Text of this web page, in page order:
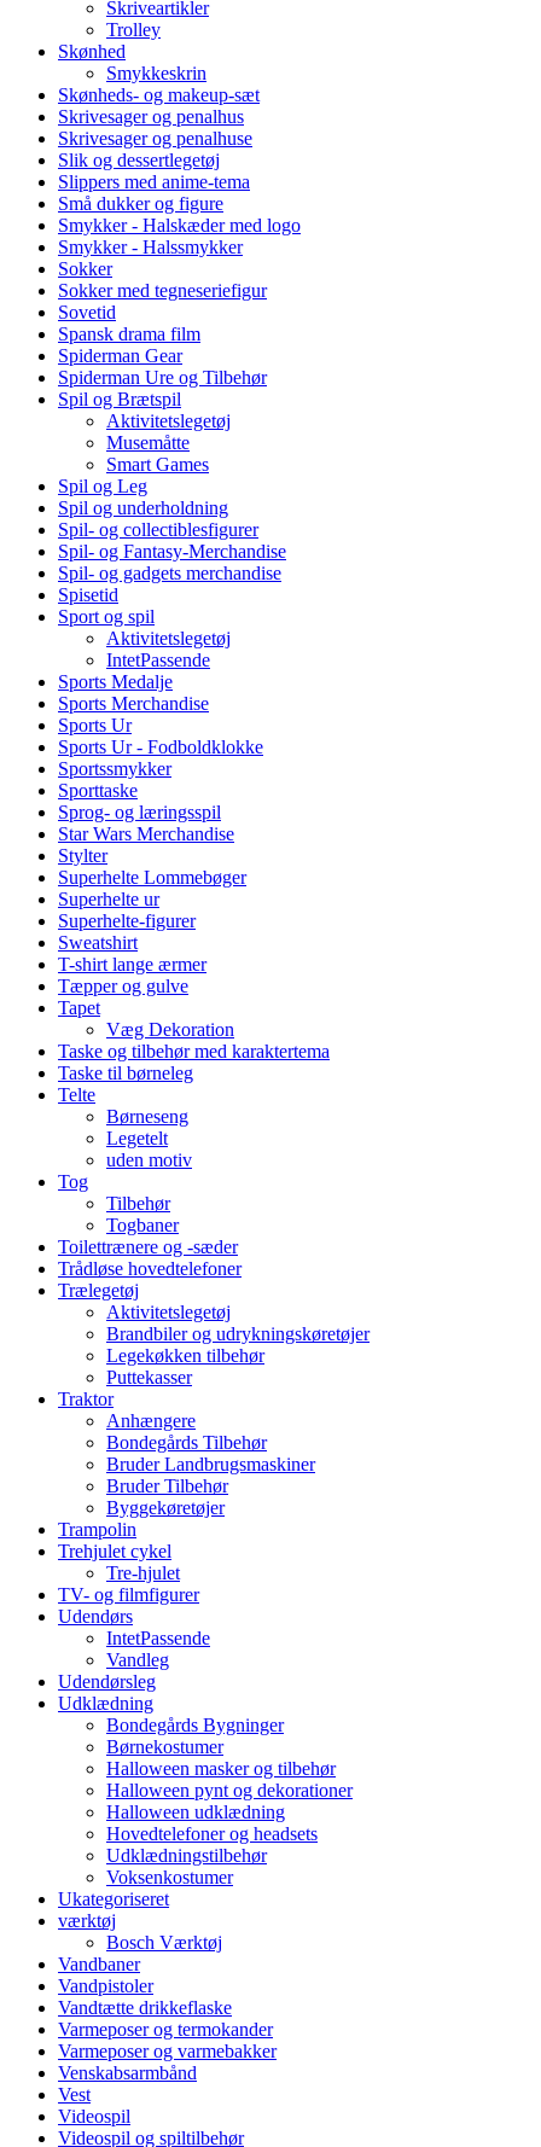
Skriveartikler
Trolley
Skønhed
Smykkeskrin
Skønheds- og makeup-sæt
Skrivesager og penalhus
Skrivesager og penalhuse
Slik og dessertlegetøj
Slippers med anime-tema
Små dukker og figure
Smykker - Halskæder med logo
Smykker - Halssmykker
Sokker
Sokker med tegneseriefigur
Sovetid
Spansk drama film
Spiderman Gear
Spiderman Ure og Tilbehør
Spil og Brætspil
Aktivitetslegetøj
Musemåtte
Smart Games
Spil og Leg
Spil og underholdning
Spil- og collectiblesfigurer
Spil- og Fantasy-Merchandise
Spil- og gadgets merchandise
Spisetid
Sport og spil
Aktivitetslegetøj
IntetPassende
Sports Medalje
Sports Merchandise
Sports Ur
Sports Ur - Fodboldklokke
Sportssmykker
Sporttaske
Sprog- og læringsspil
Star Wars Merchandise
Stylter
Superhelte Lommebøger
Superhelte ur
Superhelte-figurer
Sweatshirt
T-shirt lange ærmer
Tæpper og gulve
Tapet
Væg Dekoration
Taske og tilbehør med karaktertema
Taske til børneleg
Telte
Børneseng
Legetelt
uden motiv
Tog
Tilbehør
Togbaner
Toilettrænere og -sæder
Trådløse hovedtelefoner
Trælegetøj
Aktivitetslegetøj
Brandbiler og udrykningskøretøjer
Legekøkken tilbehør
Puttekasser
Traktor
Anhængere
Bondegårds Tilbehør
Bruder Landbrugsmaskiner
Bruder Tilbehør
Byggekøretøjer
Trampolin
Trehjulet cykel
Tre-hjulet
TV- og filmfigurer
Udendørs
IntetPassende
Vandleg
Udendørsleg
Udklædning
Bondegårds Bygninger
Børnekostumer
Halloween masker og tilbehør
Halloween pynt og dekorationer
Halloween udklædning
Hovedtelefoner og headsets
Udklædningstilbehør
Voksenkostumer
Ukategoriseret
værktøj
Bosch Værktøj
Vandbaner
Vandpistoler
Vandtætte drikkeflaske
Varmeposer og termokander
Varmeposer og varmebakker
Venskabsarmbånd
Vest
Videospil
Videospil og spiltilbehør